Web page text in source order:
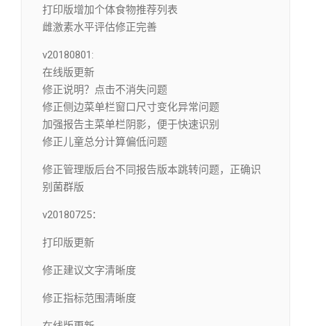
打印版增加个体食物推荐列表
雌激素水平评估修正完善
v20180801:
在线版更新
修正说明？点击不消失问题
修正侧边菜单栏窗口尺寸变化异常问题
加强报告主菜单栏阴影，便于快速识别
修正儿童总分计算偏低问题
修正管理版后台不同报告版本跳转问题，正确识
别菌群版
v20180725：
打印版更新
修正建议文字清晰度
修正指标范围清晰度